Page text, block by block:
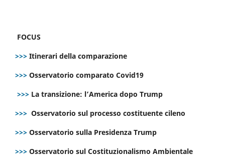
FOCUS
>>> Itinerari della comparazione
>>> Osservatorio comparato Covid19
>>> La transizione: l’America dopo Trump
>>> Osservatorio sul processo costituente cileno
>>> Osservatorio sulla Presidenza Trump
>>> Osservatorio sul Costituzionalismo Ambientale